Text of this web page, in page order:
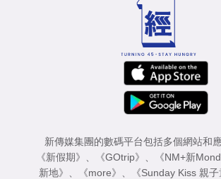
新傳媒集團的數碼平台包括多個網站和
《新假期》
《GOtrip》 《NM+新
新地》
《more》 《Sunday Kiss 親子